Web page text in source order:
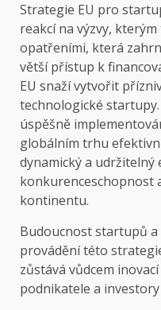
Strategie EU pro
reakcí na výzvy,
opatřeními, která
větší přístup k
EU snaží vytvořit
technologické
úspěšně
globálním trhu
dynamický a
konkurenceschopnost
kontinentu.
Budoucnost startupů a
provádění této
zůstává vůdcem
podnikatele a